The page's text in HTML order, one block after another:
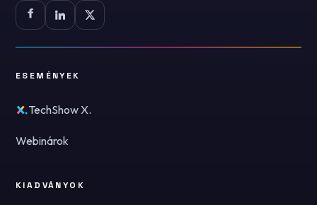
ESEMÉNYEK
TechShow X.
Webinárok
KIADVÁNYOK